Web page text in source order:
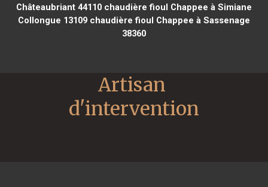
Châteaubriant 44110chaudière fioul Chappee à Simiane
Collongue 13109chaudière fioul Chappee à Sassenage
38360
Artisan
d'intervention